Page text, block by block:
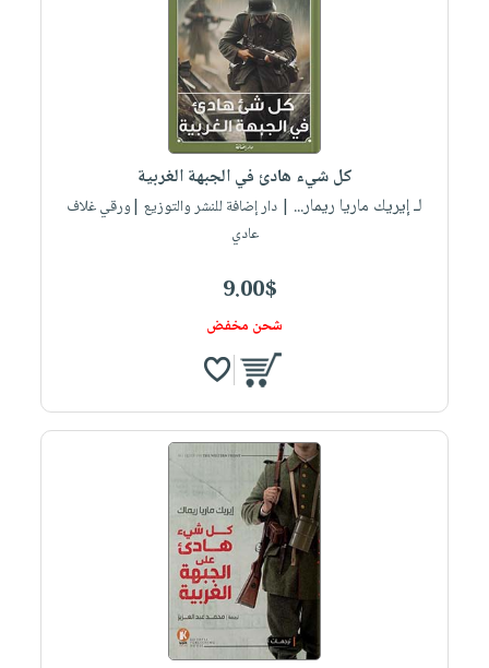
كل شيء هادئ في الجبهة الغربية
لـ إيريك ماريا ريمار... | دار إضافة للنشر والتوزيع |ورقي غلاف
عادي
9.00$
شحن مخفض